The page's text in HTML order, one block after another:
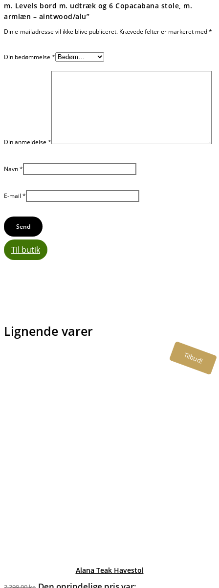
m. Levels bord m. udtræk og 6 Copacabana stole, m.
armlæn – aintwood/alu”
Din e-mailadresse vil ikke blive publiceret. Krævede felter er markeret med*
Din bedømmelse *
Din anmeldelse *
Navn*
E-mail *
Til butik
Lignende varer
Tilbud!
Alana Teak Havestol